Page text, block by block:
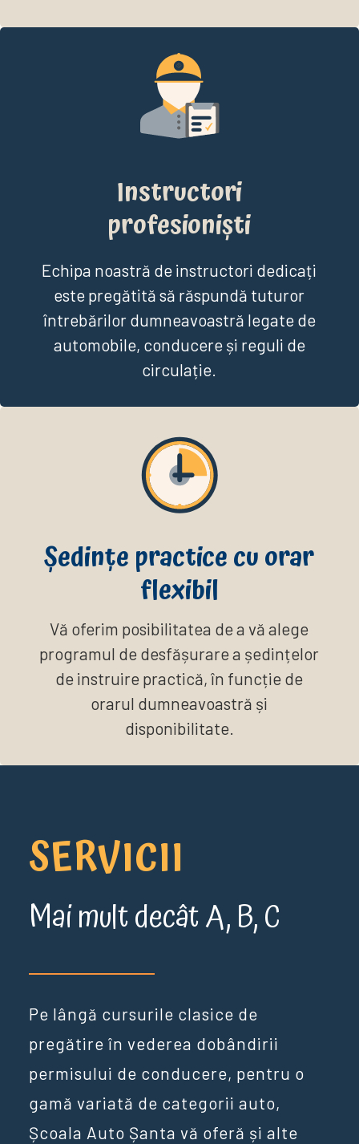
Instructori
profesioniști
Echipa noastră de instructori dedicați
este pregătită să răspundă tuturor
întrebărilor dumneavoastră legate de
automobile, conducere și reguli de
circulație.
Ședințe practice cu orar
flexibil
Vă oferim posibilitatea de a vă alege
programul de desfășurare a ședințelor
de instruire practică, în funcție de
orarul dumneavoastră și
disponibilitate.
SERVICII
Mai mult decât A, B, C
Pe lângă cursurile clasice de
pregătire în vederea dobândirii
permisului de conducere, pentru o
gamă variată de categorii auto,
Școala Auto Șanta vă oferă și alte